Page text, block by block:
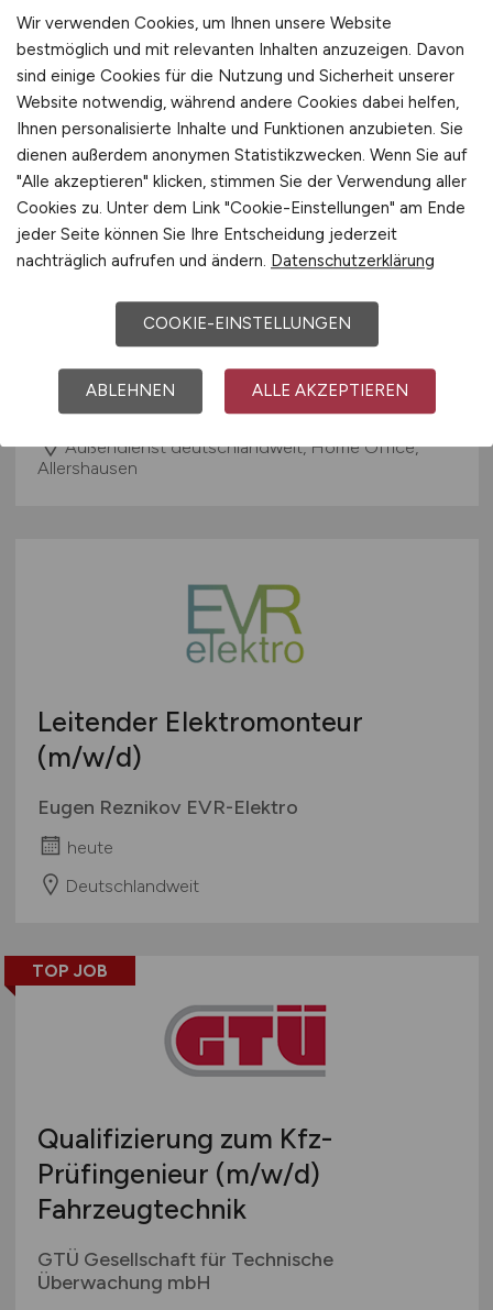
heute
Remote
Key Account Manager(m/w/d)
Sumi Agro
heute
Außendienst deutschlandweit, Home Office,
Allershausen
Leitender Elektromonteur
(m/w/d)
Eugen Reznikov EVR-Elektro
heute
Deutschlandweit
TOP JOB
Qualifizierung zum Kfz-
Prüfingenieur (m/w/d)
Fahrzeugtechnik
GTÜ Gesellschaft für Technische
Überwachung mbH
Wir verwenden Cookies, um Ihnen unsere Website
bestmöglich und mit relevanten Inhalten anzuzeigen. Davon
sind einige Cookies für die Nutzung und Sicherheit unserer
Website notwendig, während andere Cookies dabei helfen,
Ihnen personalisierte Inhalte und Funktionen anzubieten. Sie
dienen außerdem anonymen Statistikzwecken. Wenn Sie auf
"Alle akzeptieren" klicken, stimmen Sie der Verwendung aller
Cookies zu. Unter dem Link "Cookie-Einstellungen" am Ende
jeder Seite können Sie Ihre Entscheidung jederzeit
nachträglich aufrufen und ändern. Datenschutzerklärung
COOKIE-EINSTELLUNGEN
ABLEHNEN ALLE AKZEPTIEREN